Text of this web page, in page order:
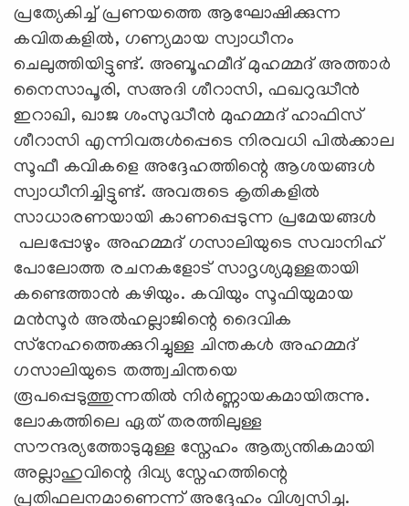
പ്രത്യേകിച്ച് പ്രണയത്തെ ആഘോഷിക്കുന്ന
കവിതകളിൽ, ഗണ്യമായ സ്വാധീനം
ചെലുത്തിയിട്ടുണ്ട്. അബൂഹമീദ് മുഹമ്മദ് അത്താർ
നൈസാപൂരി, സഅദി ശീറാസി, ഫഖറുദ്ധീൻ
ഇറാഖി, ഖാജ ശംസുദ്ധീൻ മുഹമ്മദ് ഹാഫിസ്
ശീറാസി എന്നിവരുൾപ്പെടെ നിരവധി പിൽക്കാല
സൂഫീ കവികളെ അദ്ദേഹത്തിന്റെ ആശയങ്ങൾ
സ്വാധീനിച്ചിട്ടുണ്ട്. അവരുടെ കൃതികളിൽ
സാധാരണയായി കാണപ്പെടുന്ന പ്രമേയങ്ങൾ
പലപ്പോഴും അഹമ്മദ് ഗസാലിയുടെ സവാനിഹ്
പോലോത്ത രചനകളോട് സാദൃശ്യമുള്ളതായി
കണ്ടെത്താൻ കഴിയും. കവിയും സൂഫിയുമായ
മൻസൂർ അൽഹല്ലാജിന്റെ ദൈവിക
സ്‌നേഹത്തെക്കുറിച്ചുള്ള ചിന്തകൾ അഹമ്മദ്
ഗസാലിയുടെ തത്ത്വചിന്തയെ
രൂപപ്പെടുത്തുന്നതിൽ നിർണ്ണായകമായിരുന്നു.
ലോകത്തിലെ ഏത് തരത്തിലുള്ള
സൗന്ദര്യത്തോടുമുള്ള സ്നേഹം ആത്യന്തികമായി
അല്ലാഹുവിന്റെ ദിവ്യ സ്നേഹത്തിന്റെ
പ്രതിഫലനമാണെന്ന് അദ്ദേഹം വിശ്വസിച്ചു.